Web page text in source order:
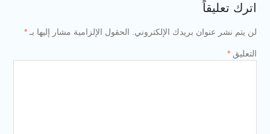
اترك تعليقاً
لن يتم نشر عنوان بريدك الإلكتروني. الحقول الإلزامية مشار إليها بـ *
التعليق *